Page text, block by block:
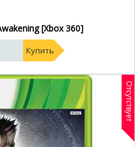
[Xbox 360]
Купить
Отсутствует